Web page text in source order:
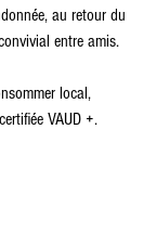
au retour du
entre amis.
local,
e VAUD +.